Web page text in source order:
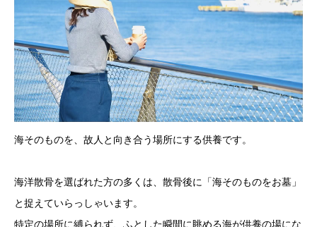
海そのものを、故人と向き合う場所にする供養です。
海洋散骨を選ばれた方の多くは、散骨後に「海そのものをお墓」
と捉えていらっしゃいます。
特定の場所に縛られず、ふとした瞬間に眺める海が供養の場にな